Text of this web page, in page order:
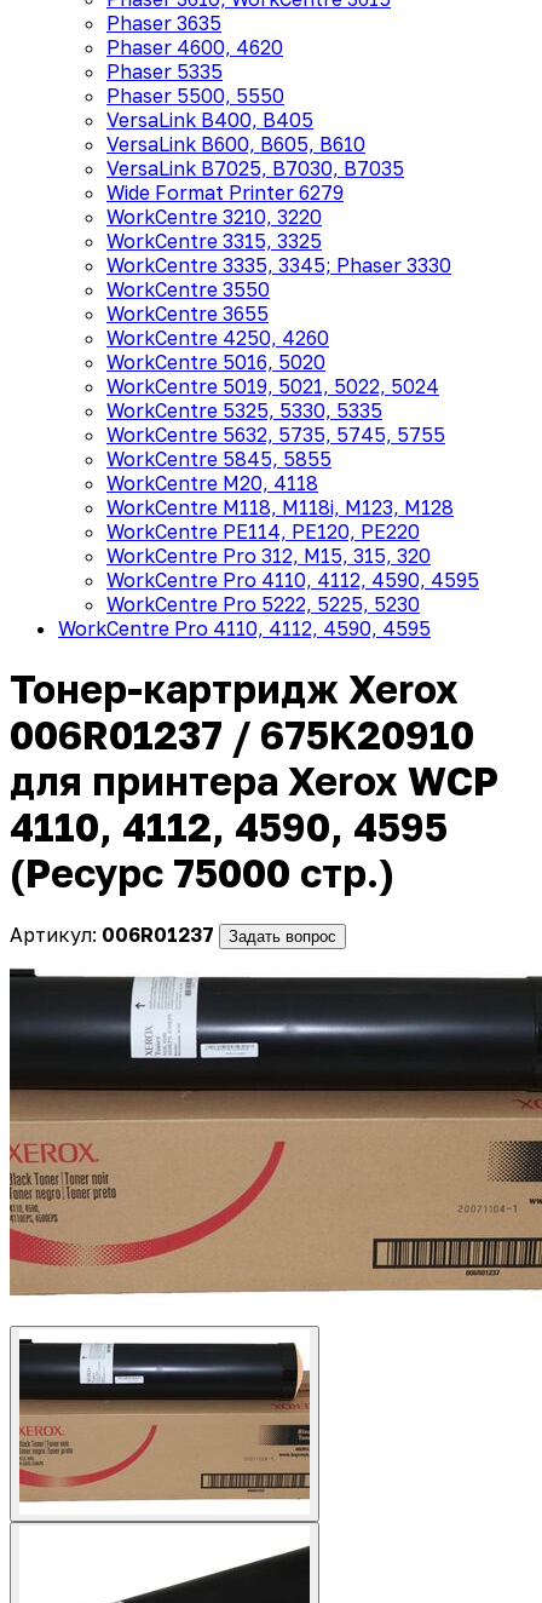
Phaser 3635
Phaser 4600, 4620
Phaser 5335
Phaser 5500, 5550
VersaLink B400, B405
VersaLink B600, B605, B610
VersaLink B7025, B7030, B7035
Wide Format Printer 6279
WorkCentre 3210, 3220
WorkCentre 3315, 3325
WorkCentre 3335, 3345; Phaser 3330
WorkCentre 3550
WorkCentre 3655
WorkCentre 4250, 4260
WorkCentre 5016, 5020
WorkCentre 5019, 5021, 5022, 5024
WorkCentre 5325, 5330, 5335
WorkCentre 5632, 5735, 5745, 5755
WorkCentre 5845, 5855
WorkCentre M20, 4118
WorkCentre M118, M118i, M123, M128
WorkCentre PE114, PE120, PE220
WorkCentre Pro 312, M15, 315, 320
WorkCentre Pro 4110, 4112, 4590, 4595
WorkCentre Pro 5222, 5225, 5230
WorkCentre Pro 4110, 4112, 4590, 4595
Тонер-картридж Xerox
006R01237 / 675K20910
для принтера Xerox WCP
4110, 4112, 4590, 4595
(Ресурс 75000 стр.)
Артикул: 006R01237 Задать вопрос